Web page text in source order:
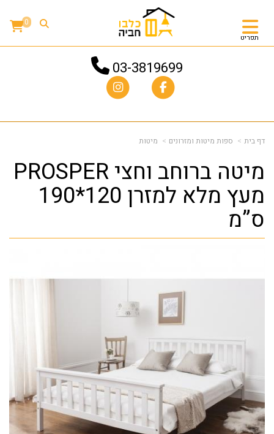
תפריט
0
03-3819699
דף בית ספות מיטות ומזרונים מיטות
מיטה ברוחב וחצי PROSPER
מעץ מלא למזרן 120*190
ס”מ